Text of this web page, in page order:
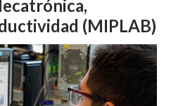
(MIPLAB)